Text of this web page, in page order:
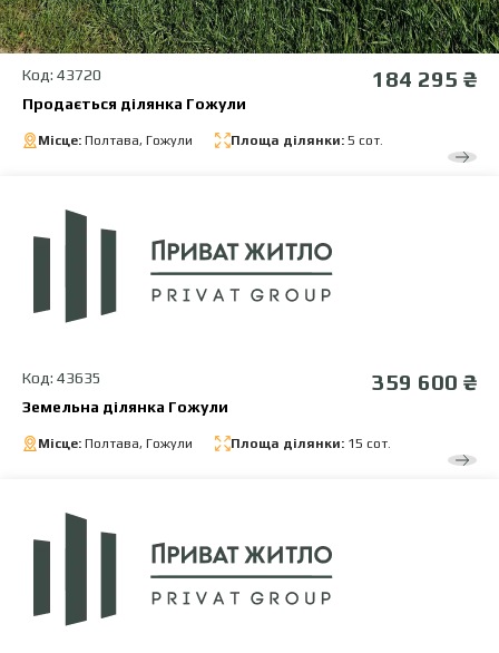
Код: 43720 184 295 ₴
Продається ділянка Гожули
Місце: Полтава, Гожули Площа ділянки: 5 сот.
Код: 43635 359 600 ₴
Земельна ділянка Гожули
Місце: Полтава, Гожули Площа ділянки: 15 сот.